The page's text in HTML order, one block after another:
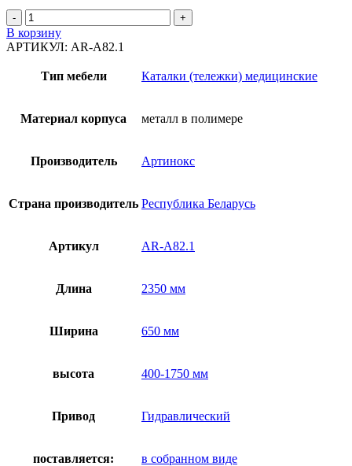
Количество
товара
Каталка
гидравлическая
В корзину
АРТИКУЛ: AR-A82.1
Тип мебели Каталки (тележки) медицинские
Материал корпуса металл в полимере
Производитель Артинокс
Страна производитель Республика Беларусь
Артикул AR-A82.1
Длина 2350 мм
Ширина 650 мм
высота 400-1750 мм
Привод Гидравлический
поставляется: в собранном виде